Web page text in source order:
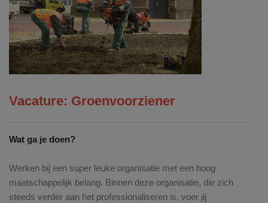
Vacature: Groenvoorziener
Wat ga je doen?
Werken bij een super leuke organisatie met een hoog
maatschappelijk belang. Binnen deze organisatie, die zich
steeds verder aan het professionaliseren is, voer jij